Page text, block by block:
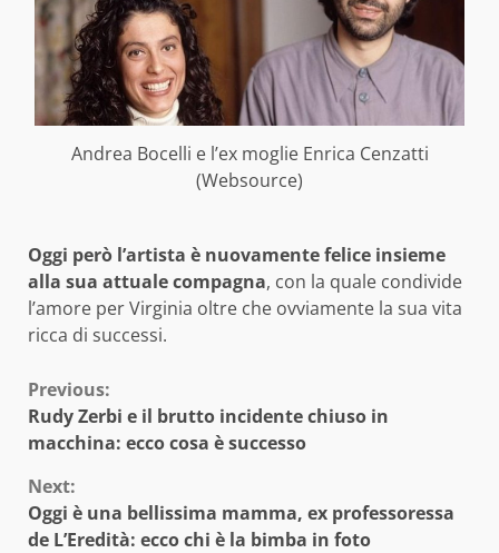
Andrea Bocelli e l’ex moglie Enrica Cenzatti
(Websource)
Oggi però l’artista è nuovamente felice insieme
alla sua attuale compagna, con la quale condivide
l’amore per Virginia oltre che ovviamente la sua vita
ricca di successi.
Continue
Reading
Previous:
Rudy Zerbi e il brutto incidente chiuso in
macchina: ecco cosa è successo
Next:
Oggi è una bellissima mamma, ex professoressa
de L’Eredità: ecco chi è la bimba in foto